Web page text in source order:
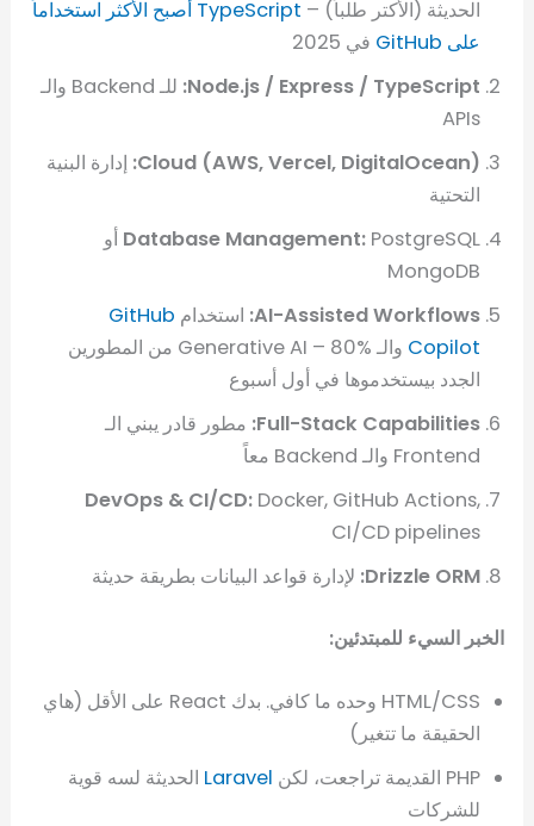
الحديثة (الأكتر طلباً) –
TypeScript أصبح الأكثر استخداماً
على GitHub
في 2025
Node.js / Express / TypeScript:
للـ Backend والـ
APIs
Cloud (AWS, Vercel, DigitalOcean): إدارة البنية
التحتية
Database Management: PostgreSQL أو
MongoDB
AI-Assisted Workflows: استخدام GitHub
Copilot
والـ Generative AI – 80% من المطورين
الجدد بيستخدموها في أول أسبوع
Full-Stack Capabilities: مطور قادر يبني الـ
Frontend والـ Backend معاً
DevOps & CI/CD:Docker, GitHub Actions,
CI/CD pipelines
Drizzle ORM: لإدارة قواعد البيانات بطريقة حديثة
الخبر السيء للمبتدئين:
HTML/CSS وحده ما كافي. بدك React على الأقل (هاي
الحقيقة ما تتغير)
PHP القديمة تراجعت، لكن
Laravel الحديثة لسه قوية
للشركات